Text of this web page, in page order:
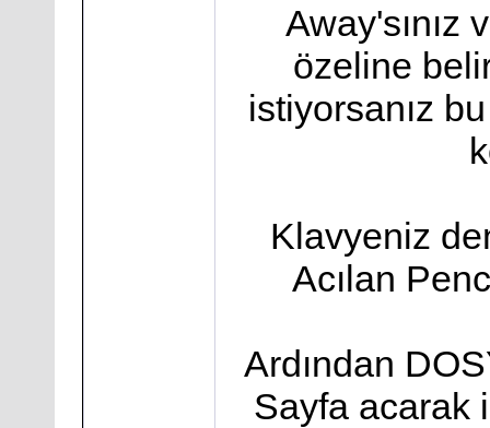
Away'sınız
özeline
istiyorsanız
Klavyeniz
Acılan
Ardından
Sayfa acarak